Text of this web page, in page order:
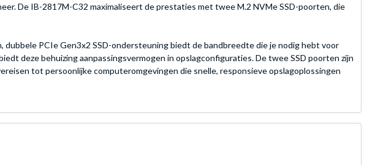
De IB-2817M-C32 maximaliseert de prestaties met twee M.2 NVMe SSD-poorten, die
PCIe Gen3x2 SSD-ondersteuning biedt de bandbreedte die je nodig hebt voor
deze behuizing aanpassingsvermogen in opslagconfiguraties. De twee SSD poorten zijn
tot persoonlijke computeromgevingen die snelle, responsieve opslagoplossingen